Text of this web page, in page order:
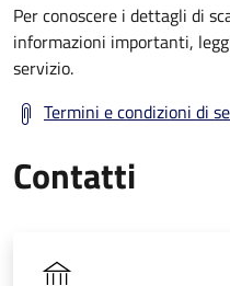
Per conoscere i dettagli di
informazioni importanti,
servizio.
Termini e condizioni di
Contatti